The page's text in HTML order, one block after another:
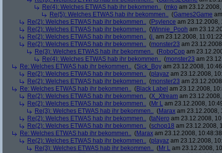
Re(4): Welches ETWAS hab ihr bekommen.. (mko am
Re(5): Welches ETWAS hab ihr bekommen.. (Games2Game
Re(2): Welches ETWAS hab ihr bekommen.. (Psylence am 23.12.2008,
Re(2): Welches ETWAS hab ihr bekommen.. (Winnie_Pooh am
Re(2): Welches ETWAS hab ihr bekommen.. (j. am 23.12.2008,
Re(2): Welches ETWAS hab ihr bekommen.. (monster23 am
Re(3): Welches ETWAS hab ihr bekommen.. (RoboCop am
Re(4): Welches ETWAS hab ihr bekommen.. (monster23 am
Re: Welches ETWAS hab ihr bekommen.. (Sick_Boy am 23.12.2008,
Re(2): Welches ETWAS hab ihr bekommen.. (playaz am 23.12.2008,
Re(2): Welches ETWAS hab ihr bekommen.. (monster23 am
Re: Welches ETWAS hab ihr bekommen.. (Black Label am 23.12.2008,
Re(2): Welches ETWAS hab ihr bekommen.. (X_Xtream am
Re(2): Welches ETWAS hab ihr bekommen.. (Mr L am 23.12.2008,
Re(3): Welches ETWAS hab ihr bekommen.. (Marax am 23.12.2008,
Re(2): Welches ETWAS hab ihr bekommen.. (taNero am 23.12.2008,
Re(2): Welches ETWAS hab ihr bekommen.. (schop18 am 23.12.2008,
Re: Welches ETWAS hab ihr bekommen.. (Marax am 23.12.2008,
Re(2): Welches ETWAS hab ihr bekommen.. (playaz am 23.12.2008,
Re(3): Welches ETWAS hab ihr bekommen.. (Mr L am 23.12.2008,